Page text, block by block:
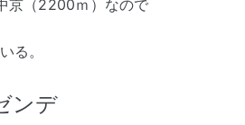
京（2200ｍ）なので
る。
ンデ